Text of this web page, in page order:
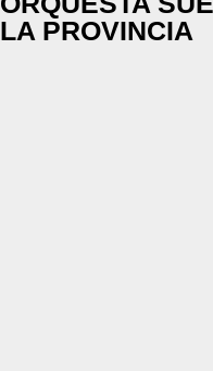
LA PROVINCIA